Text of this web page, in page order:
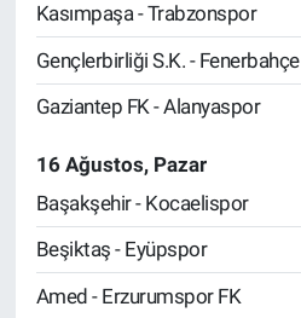
Kasımpaşa - Trabzonspor
Gençlerbirliği S.K. - Fenerbahçe
Gaziantep FK - Alanyaspor
16 Ağustos, Pazar
Başakşehir - Kocaelispor
Beşiktaş - Eyüpspor
Amed - Erzurumspor FK